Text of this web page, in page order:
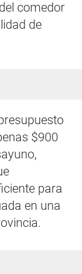
comedor
de
$900
para
en una